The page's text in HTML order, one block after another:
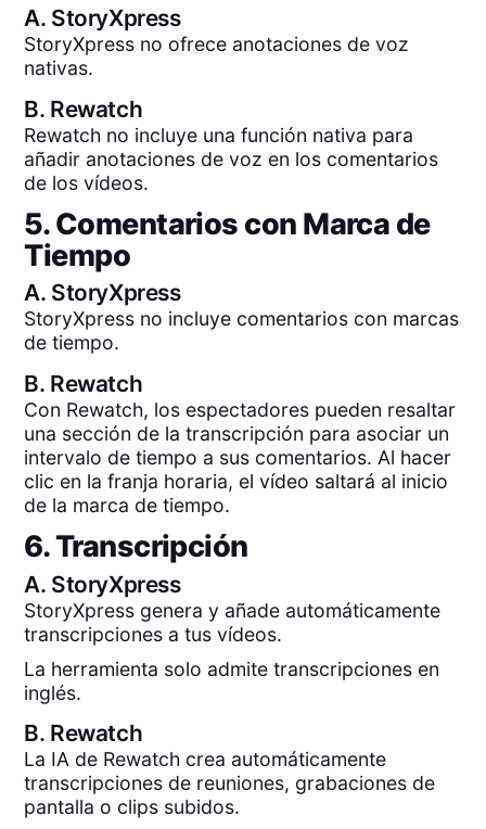
A. StoryXpress
StoryXpress no ofrece anotaciones de voz
nativas.
B. Rewatch
Rewatch no incluye una función nativa para
añadir anotaciones de voz en los comentarios
de los vídeos.
5. Comentarios con Marca de
Tiempo
A. StoryXpress
StoryXpress no incluye comentarios con marcas
de tiempo.
B. Rewatch
Con Rewatch, los espectadores pueden resaltar
una sección de la transcripción para asociar un
intervalo de tiempo a sus comentarios. Al hacer
clic en la franja horaria, el vídeo saltará al inicio
de la marca de tiempo.
6. Transcripción
A. StoryXpress
StoryXpress genera y añade automáticamente
transcripciones a tus vídeos.
La herramienta solo admite transcripciones en
inglés.
B. Rewatch
La IA de Rewatch crea automáticamente
transcripciones de reuniones, grabaciones de
pantalla o clips subidos.